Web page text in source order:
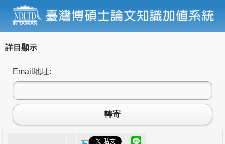
詳目顯示
Email地址:
轉寄